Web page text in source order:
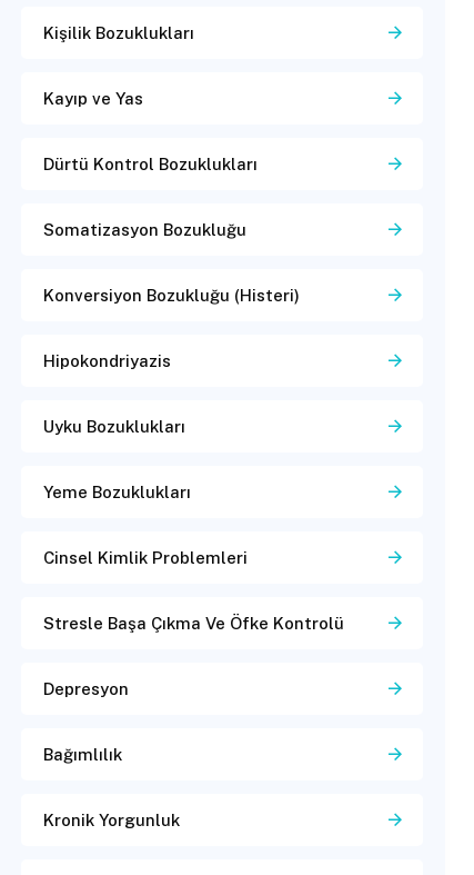
Kişilik Bozuklukları
Kayıp ve Yas
Dürtü Kontrol Bozuklukları
Somatizasyon Bozukluğu
Konversiyon Bozukluğu (Histeri)
Hipokondriyazis
Uyku Bozuklukları
Yeme Bozuklukları
Cinsel Kimlik Problemleri
Stresle Başa Çıkma Ve Öfke Kontrolü
Depresyon
Bağımlılık
Kronik Yorgunluk